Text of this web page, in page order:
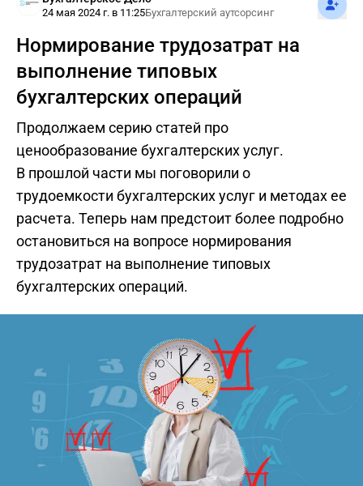
другим - ситуационным.
текущую ситуацию
24 мая 2024 г. в 11:25Бухгалтерский аутсорсинг
Нормирование трудозатрат на
выполнение типовых
бухгалтерских операций
Продолжаем серию статей про
ценообразование бухгалтерских услуг.
В прошлой части мы поговорили о
трудоемкости бухгалтерских услуг и методах ее
расчета. Теперь нам предстоит более подробно
остановиться на вопросе нормирования
трудозатрат на выполнение типовых
бухгалтерских операций.